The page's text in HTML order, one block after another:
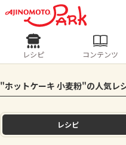
ログインす
ログイン
ホーム
レシピ
人気の食材・レシピ
きゅうり なす
レシピ コンテンツ
"ホットケーキ 小麦粉"の人気レ
レシピ